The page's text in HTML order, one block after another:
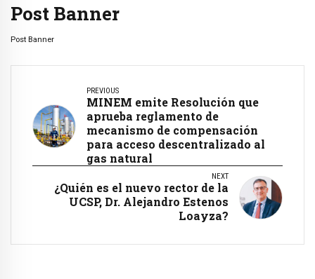
Post Banner
Post Banner
PREVIOUS
MINEM emite Resolución que
aprueba reglamento de
mecanismo de compensación
para acceso descentralizado al
gas natural
NEXT
¿Quién es el nuevo rector de la
UCSP, Dr. Alejandro Estenos
Loayza?